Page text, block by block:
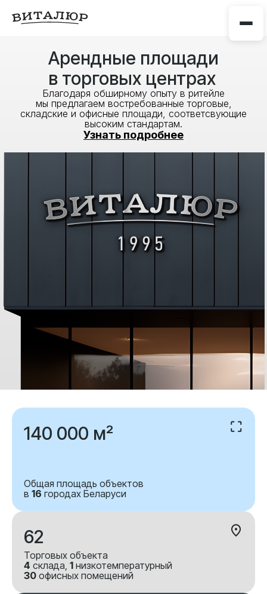
Арендные площади
в торговых центрах
Благодаря обширному опыту в ритейле
мы предлагаем востребованные торговые,
складские и офисные площади, соответсвующие
высоким стандартам.
Узнать подробнее
140 000 м²
Общая площадь объектов
в 16 городах Беларуси
62
Торговых объекта
4 склада, 1 низкотемпературный
30 офисных помещений